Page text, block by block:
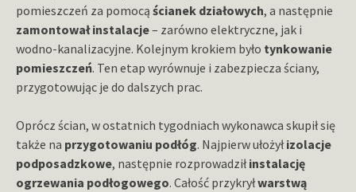
pomieszczeń za pomocą ścianek działowych, a następnie
zamontował instalacje– zarówno elektryczne, jak i
wodno-kanalizacyjne. Kolejnym krokiem było tynkowanie
pomieszczeń. Ten etap wyrównuje i zabezpiecza ściany,
przygotowując je do dalszych prac.
Oprócz ścian, w ostatnich tygodniach wykonawca skupił się
także na przygotowaniu podłóg. Najpierw ułożyłizolacje
podposadzkowe, następnie rozprowadziłinstalację
ogrzewania podłogowego. Całość przykryłwarstwą